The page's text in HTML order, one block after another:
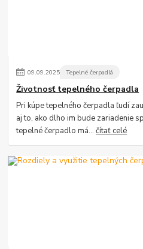
09.09.2025 Tepelné čerpadlá
Životnosť tepelného čerpadla
Pri kúpe tepelného čerpadla ľudí
aj to, ako dlho im bude zariadenie
tepelné čerpadlo má...čítať celé